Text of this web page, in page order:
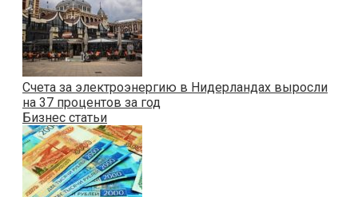
Счета за электроэнергию в Нидерландах выросли
на 37 процентов за год
Бизнес статьи